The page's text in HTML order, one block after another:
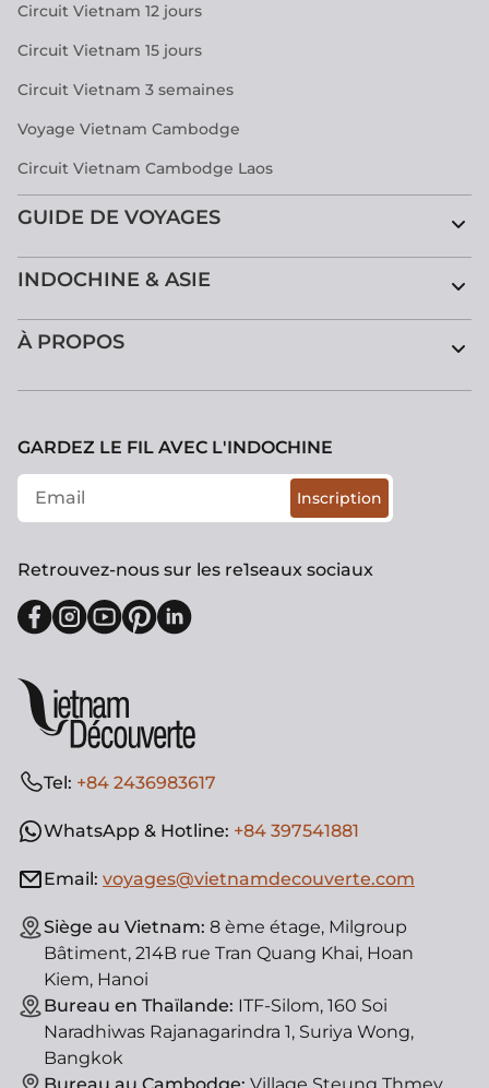
Circuit Vietnam 12 jours
Circuit Vietnam 15 jours
Circuit Vietnam 3 semaines
Voyage Vietnam Cambodge
Circuit Vietnam Cambodge Laos
GUIDE DE VOYAGES
INDOCHINE & ASIE
À PROPOS
Tel: +84 2436983617
WhatsApp & Hotline: +84 397541881
Email: voyages@vietnamdecouverte.com
Siège au Vietnam: 8 ème étage, Milgroup
Bâtiment, 214B rue Tran Quang Khai, Hoan
Kiem, Hanoi
Bureau en Thaïlande: ITF-Silom, 160 Soi
Naradhiwas Rajanagarindra 1, Suriya Wong,
Bangkok
GARDEZ LE FIL AVEC L'INDOCHINE
Inscription
Retrouvez-nous sur les re1seaux sociaux